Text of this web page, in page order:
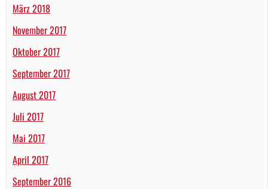
März 2018
November 2017
Oktober 2017
September 2017
August 2017
Juli 2017
Mai 2017
April 2017
September 2016